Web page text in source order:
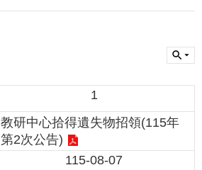
1
教研中心拾得遺失物招領(115年
第2次公告)
115-08-07